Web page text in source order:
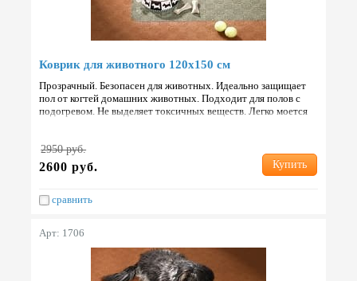
Коврик для животного 120х150 см
Прозрачный. Безопасен для животных. Идеально защищает
пол от когтей домашних животных. Подходит для полов с
подогревом. Не выделяет токсичных веществ. Легко моется
2950 руб.
2600 руб. Купить
сравнить
Арт: 1706